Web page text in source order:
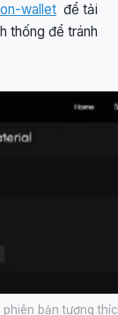
walletđể tải
thống để tránh
phiên bản tương